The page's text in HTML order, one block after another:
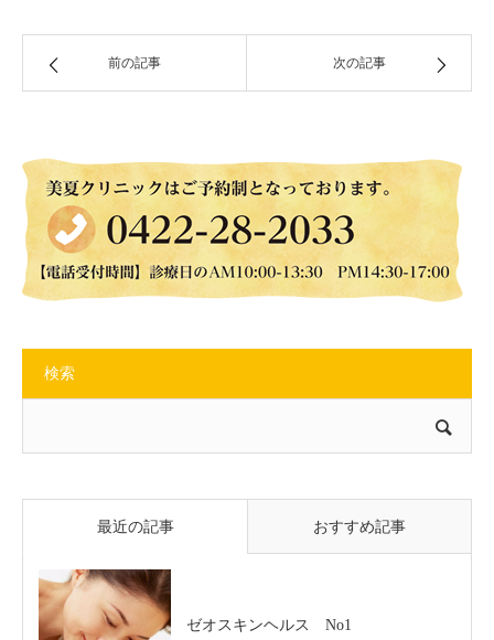
前の記事 次の記事
検索
最近の記事 おすすめ記事
ゼオスキンヘルス No1